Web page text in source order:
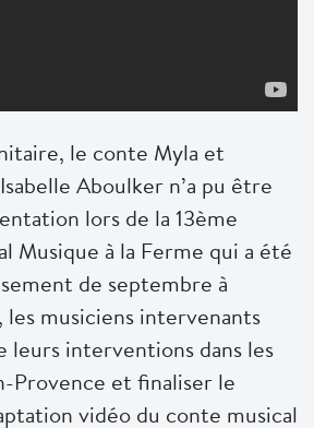
le conte Myla et
Aboulker n’a pu être
lors de la 13ème
Musique à la Ferme qui a été
de septembre à
musiciens intervenants
leurs interventions dans les
Provence et finaliser le
vidéo du conte musical